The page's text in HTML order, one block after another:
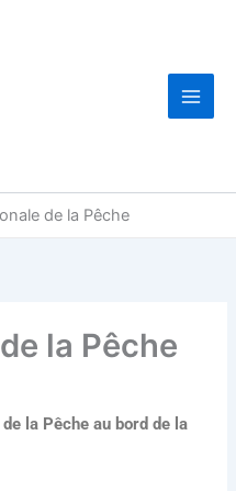
de la Pêche
la Pêche
la Pêche au bord de la